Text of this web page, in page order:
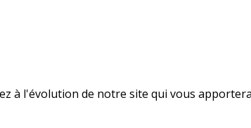
à l'évolution de notre site qui vous